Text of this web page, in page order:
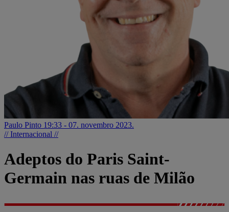
Paulo Pinto 19:33 - 07. novembro 2023.
// Internacional //
Adeptos do Paris Saint-
Germain nas ruas de Milão